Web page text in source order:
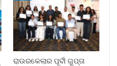
ରାଉରକେଲାର ପୂର୍ବୀ ଗୁପ୍ତା